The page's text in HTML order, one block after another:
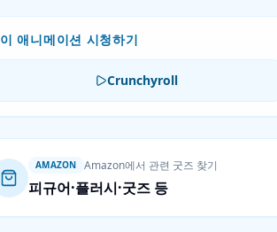
이 애니메이션 시청하기
Crunchyroll
AMAZON Amazon에서 관련 굿즈 찾기
피규어·플러시·굿즈 등